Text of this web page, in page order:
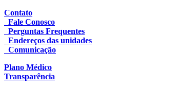
Contato
Fale Conosco
Perguntas Frequentes
Endereços das unidades
Comunicação
Plano Médico
Transparência